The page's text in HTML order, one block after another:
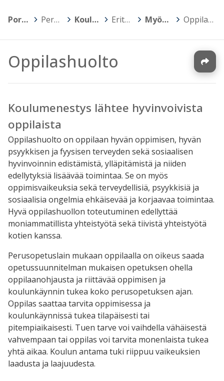
Porin kaupunki > Perusopetus > Koulujen kotisivut > Erityiskoulut > Myötätuulen koulu > Oppilashuolto
Oppilashuolto
Koulumenestys lähtee hyvinvoivista
oppilaista
Oppilashuolto on oppilaan hyvän oppimisen, hyvän
psyykkisen ja fyysisen terveyden sekä sosiaalisen
hyvinvoinnin edistämistä, ylläpitämistä ja niiden
edellytyksiä lisäävää toimintaa. Se on myös
oppimisvaikeuksia sekä terveydellisiä, psyykkisiä ja
sosiaalisia ongelmia ehkäisevää ja korjaavaa toimintaa.
Hyvä oppilashuollon toteutuminen edellyttää
moniammatillista yhteistyötä sekä tiivistä yhteistyötä
kotien kanssa.
Perusopetuslain mukaan oppilaalla on oikeus saada
opetussuunnitelman mukaisen opetuksen ohella
oppilaanohjausta ja riittävää oppimisen ja
koulunkäynnin tukea koko perusopetuksen ajan.
Oppilas saattaa tarvita oppimisessa ja
koulunkäynnissä tukea tilapäisesti tai
pitempiaikaisesti. Tuen tarve voi vaihdella vähäisestä
vahvempaan tai oppilas voi tarvita monenlaista tukea
yhtä aikaa. Koulun antama tuki riippuu vaikeuksien
laadusta ja laajuudesta.